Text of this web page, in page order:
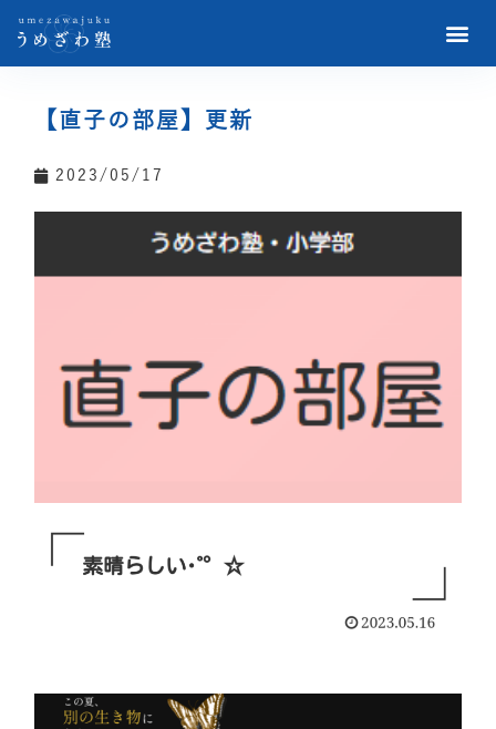
【直子の部屋】更新
2023/05/17